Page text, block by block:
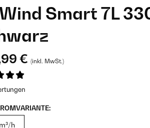
Smart 7L
€ (inkl. MwSt.)
h